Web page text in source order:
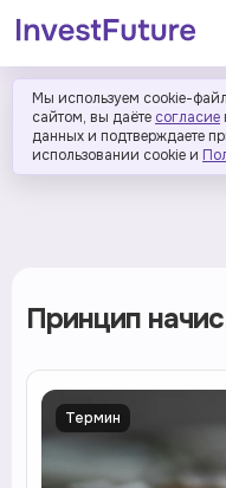
Мы используем cookie-
сайтом, вы даёте согласие
данных и подтверждаете
использовании cookie и
Принцип
Термин